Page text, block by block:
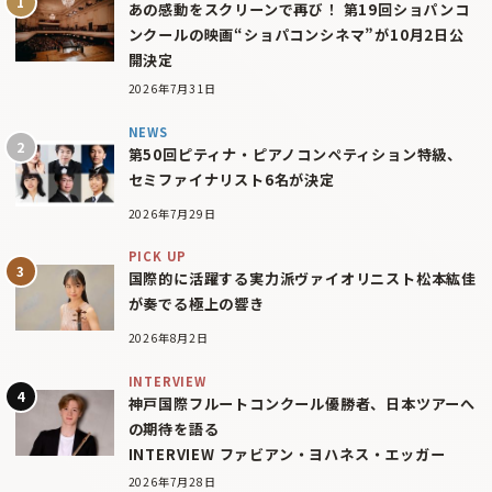
あの感動をスクリーンで再び！ 第19回ショパンコ
ンクールの映画“ショパコンシネマ”が10月2日公
開決定
2026年7月31日
NEWS
第50回ピティナ・ピアノコンペティション特級、
セミファイナリスト6名が決定
2026年7月29日
PICK UP
国際的に活躍する実力派ヴァイオリニスト松本紘佳
が奏でる極上の響き
2026年8月2日
INTERVIEW
神戸国際フルートコンクール優勝者、日本ツアーへ
の期待を語る
INTERVIEW ファビアン・ヨハネス・エッガー
2026年7月28日